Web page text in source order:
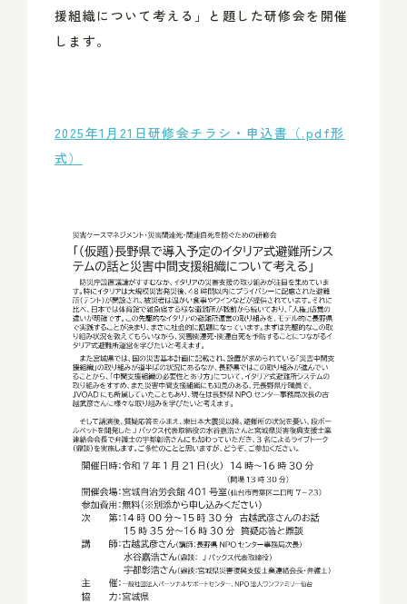
援組織について考える」と題した研修会を開催
します。
2025年1月21日研修会チラシ・申込書（.pdf形
式）